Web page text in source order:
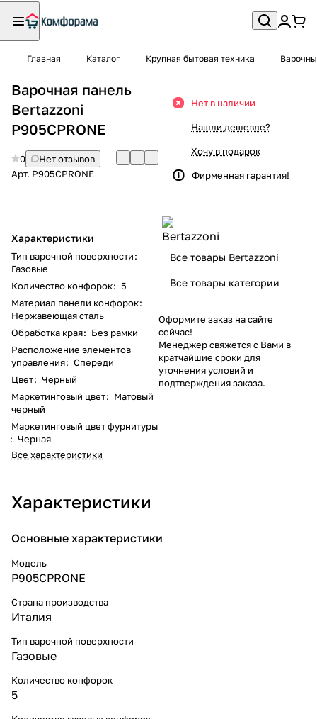
Главная Каталог Крупная бытовая техника
Варочная панель
Bertazzoni
P905CPRONE
0
Нет отзывов
Арт. P905CPRONE
Характеристики
Тип варочной поверхности:
Газовые
Количество конфорок: 5
Материал панели конфорок:
Нержавеющая сталь
Обработка края: Без рамки
Расположение элементов
управления: Спереди
Цвет: Черный
Маркетинговый цвет: Матовый
черный
Маркетинговый цвет фурнитуры
: Черная
Все характеристики
Нет в наличии
Нашли дешевле?
Хочу в подарок
Фирменная гарантия!
Все товары Bertazzoni
Все товары категории
Оформите заказ на сайте
сейчас!
Менеджер свяжется с Вами в
кратчайшие сроки для
уточнения условий и
подтверждения заказа.
Характеристики
Основные характеристики
Модель
P905CPRONE
Страна производства
Италия
Тип варочной поверхности
Газовые
Количество конфорок
5